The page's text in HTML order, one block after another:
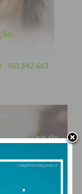
clear sky
MAX 29 • MIN 28